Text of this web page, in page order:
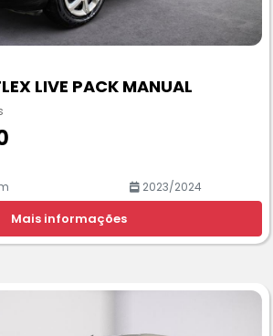
LIVE PACK MANUAL
2023/2024
Mais informações